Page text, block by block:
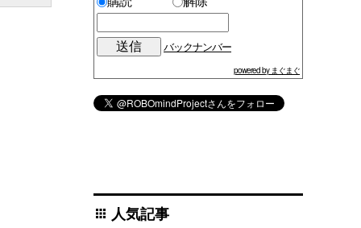
バックナンバー
powered by まぐまぐ
apps 人気記事